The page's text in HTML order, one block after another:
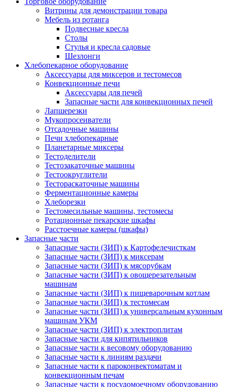
Витрины для демонстрации товара
Мебель из ротанга
Подвесные кресла
Столы
Стулья и кресла садовые
Шезлонги
Хлебопекарное оборудование
Аксессуары для миксеров и тестомесов
Конвекционные печи
Аксессуары для печей
Запасные части для конвекционных печей
Лапшерезки
Мукопросеиватели
Отсадочные машины
Печи хлебопекарные
Планетарные миксеры
Тестоделители
Тестозакаточные машины
Тестоокруглители
Тестораскаточные машины
Ферментационные камеры
Хлеборезки
Тестомесильные машины, тестомесы
Ротационные пекарские шкафы
Расстоечные камеры (шкафы)
Запасные части
Запасные части (ЗИП) к Картофелечисткам
Запасные части (ЗИП) к миксерам
Запасные части (ЗИП) к мясорубкам
Запасные части (ЗИП) к овощерезательным
машинам
Запасные части (ЗИП) к пищеварочным котлам
Запасные части (ЗИП) к тестомесам
Запасные части (ЗИП) к универсальным кухонным
машинам УКМ
Запасные части (ЗИП) к электроплитам
Запасные части для кипятильников
Запасные части к весовому оборудованию
Запасные части к линиям раздачи
Запасные части к пароконвектоматам и
конвекционным печам
Запасные части к посудомоечному оборудованию